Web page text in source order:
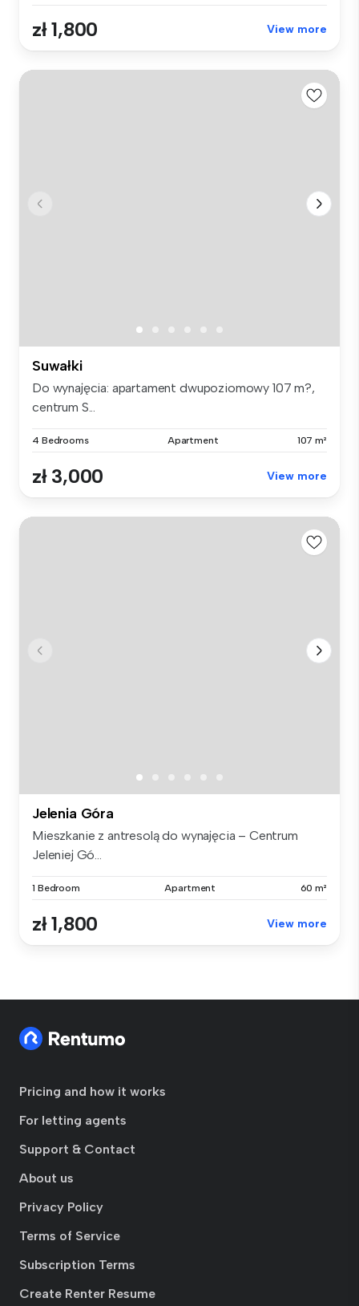
zł 1,800 View more
Suwałki
Do wynajęcia: apartament dwupoziomowy 107 m?,
centrum S...
4 Bedrooms Apartment 107 m²
zł 3,000 View more
Jelenia Góra
Mieszkanie z antresolą do wynajęcia – Centrum
Jeleniej Gó...
1 Bedroom Apartment 60 m²
zł 1,800 View more
Pricing and how it works
For letting agents
Support & Contact
About us
Privacy Policy
Terms of Service
Subscription Terms
Create Renter Resume